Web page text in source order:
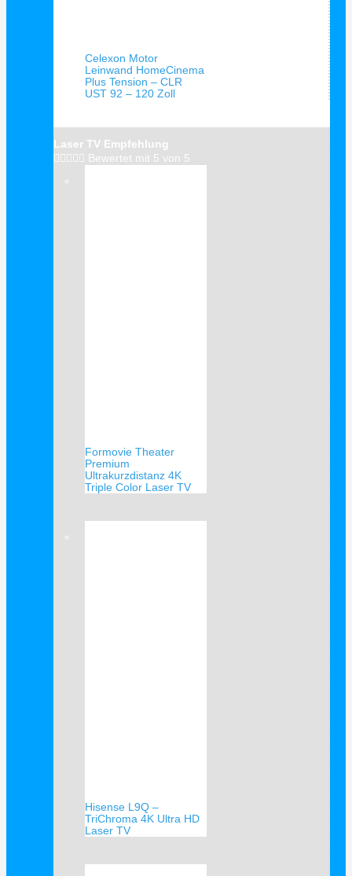
Celexon Motor
Leinwand HomeCinema
Plus Tension – CLR
UST 92 – 120 Zoll
Laser TV Empfehlung
     Bewertet mit 5 von 5
Formovie Theater
Premium
Ultrakurzdistanz 4K
Triple Color Laser TV
Hisense L9Q –
TriChroma 4K Ultra HD
Laser TV